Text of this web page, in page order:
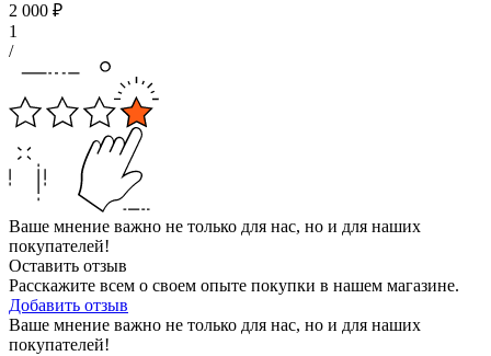
2 000 ₽
1
/
Ваше мнение важно не только для нас, но и для наших
покупателей!
Оставить отзыв
Расскажите всем о своем опыте покупки в нашем магазине.
Добавить отзыв
Ваше мнение важно не только для нас, но и для наших
покупателей!